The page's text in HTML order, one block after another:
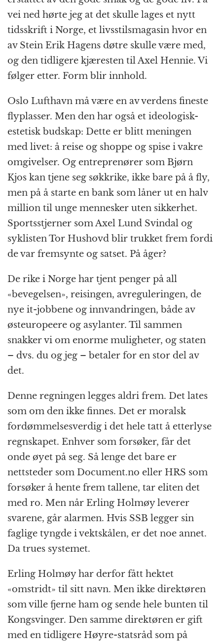
vei ned hørte jeg at det skulle lages et nytt
tidsskrift i Norge, et livsstilsmagasin hvor en
av Stein Erik Hagens døtre skulle være med,
og den tidligere kjæresten til Axel Hennie. Vi
følger etter. Form blir innhold.
Oslo Lufthavn må være en av verdens fineste
flyplasser. Men den har også et ideologisk-
estetisk budskap: Dette er blitt meningen
med livet: å reise og shoppe og spise i vakre
omgivelser. Og entreprenører som Bjørn
Kjos kan tjene seg søkkrike, ikke bare på å fly,
men på å starte en bank som låner ut en halv
million til unge mennesker uten sikkerhet.
Sportsstjerner som Axel Lund Svindal og
syklisten Tor Hushovd blir trukket frem fordi
de var fremsynte og satset. På åger?
De rike i Norge har tjent penger på all
«bevegelsen», reisingen, avreguleringen, de
nye it-jobbene og innvandringen, både av
østeuropeere og asylanter. Til sammen
snakker vi om enorme muligheter, og staten
– dvs. du og jeg – betaler for en stor del av
det.
Denne regningen legges aldri frem. Det lates
som om den ikke finnes. Det er moralsk
fordømmelsesverdig i det hele tatt å etterlyse
regnskapet. Enhver som forsøker, får det
onde øyet på seg. Så lenge det bare er
nettsteder som Document.no eller HRS som
forsøker å hente frem tallene, tar eliten det
med ro. Men når Erling Holmøy leverer
svarene, går alarmen. Hvis SSB legger sin
faglige tyngde i vektskålen, er det noe annet.
Da trues systemet.
Erling Holmøy har derfor fått hektet
«omstridt» til sitt navn. Men ikke direktøren
som ville fjerne ham og sende hele bunten til
Kongsvinger. Den samme direktøren er gift
med en tidligere Høyre-statsråd som på